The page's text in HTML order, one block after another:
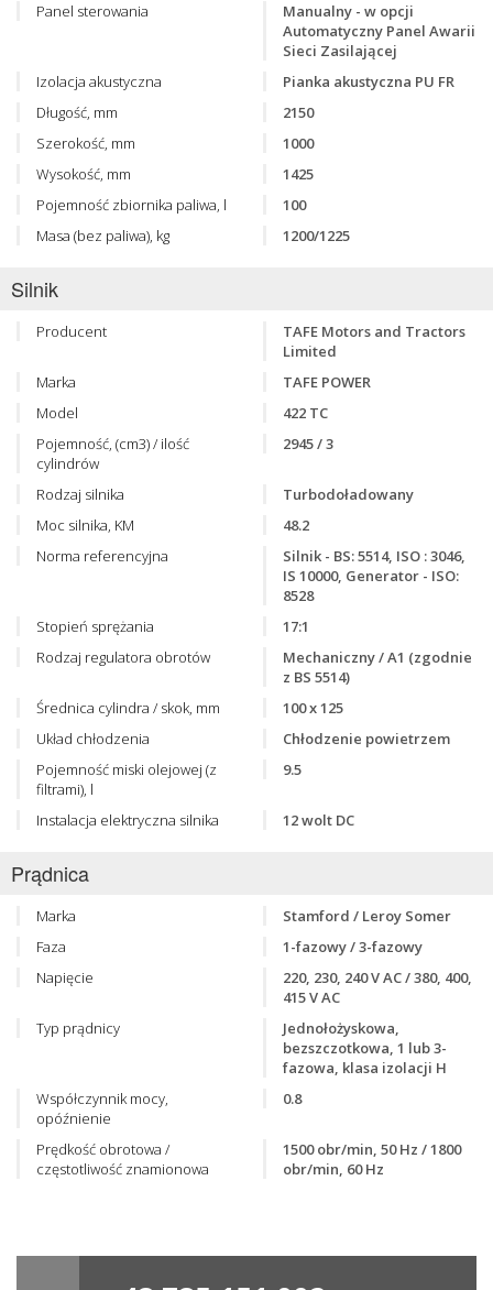
Panel sterowania
Manualny - w opcji
Automatyczny Panel Awarii
Sieci Zasilającej
Izolacja akustyczna
Pianka akustyczna PU FR
Długość, mm
2150
Szerokość, mm
1000
Wysokość, mm
1425
Pojemność zbiornika paliwa, l
100
Masa (bez paliwa), kg
1200/1225
Silnik
Producent
TAFE Motors and Tractors
Limited
Marka
TAFE POWER
Model
422 TC
Pojemność, (cm3) / ilość
cylindrów
2945 / 3
Rodzaj silnika
Turbodoładowany
Moc silnika, KM
48.2
Norma referencyjna
Silnik - BS: 5514, ISO : 3046,
IS 10000, Generator - ISO:
8528
Stopień sprężania
17:1
Rodzaj regulatora obrotów
Mechaniczny / A1 (zgodnie
z BS 5514)
Średnica cylindra / skok, mm
100 x 125
Układ chłodzenia
Chłodzenie powietrzem
Pojemność miski olejowej (z
filtrami), l
9.5
Instalacja elektryczna silnika 12 wolt DC
Prądnica
Marka
Stamford / Leroy Somer
Faza
1-fazowy / 3-fazowy
Napięcie
220, 230, 240 V AC / 380, 400,
415 V AC
Typ prądnicy
Jednołożyskowa,
bezszczotkowa, 1 lub 3-
fazowa, klasa izolacji H
Współczynnik mocy,
opóźnienie
0.8
Prędkość obrotowa /
częstotliwość znamionowa
1500 obr/min, 50 Hz / 1800
obr/min, 60 Hz